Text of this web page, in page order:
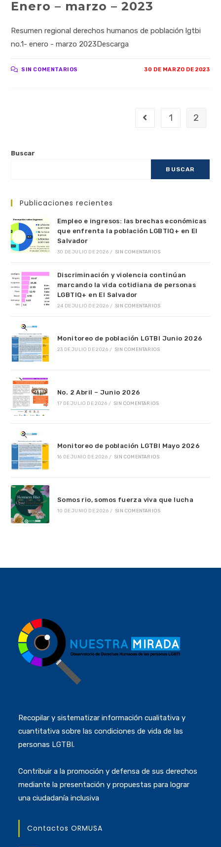
Enero – marzo – 2023
Resumen regional derechos humanos de población lgtbi
no.1- enero - marzo 2023Descarga
SIN COMENTARIOS 30 DE MARZO DE 2023
1 2
Buscar
BUSCAR
Publicaciones recientes
Empleo e ingresos: las brechas económicas
que enfrenta la población LGBTIQ+ en El
Salvador
30 DE JULIO DE 2026 / SIN COMENTARIOS
Discriminación y violencia continúan
marcando la vida cotidiana de personas
LGBTIQ+ en El Salvador
24 DE JULIO DE 2026 / SIN COMENTARIOS
Monitoreo de población LGTBI Junio 2026
23 DE JULIO DE 2026 / SIN COMENTARIOS
No. 2 Abril – Junio 2026
17 DE JULIO DE 2026 / SIN COMENTARIOS
Monitoreo de población LGTBI Mayo 2026
16 DE JUNIO DE 2026 / SIN COMENTARIOS
Somos rio, somos fuerza viva que lucha
10 DE JUNIO DE 2026 / SIN COMENTARIOS
Recopilar y sistematizar información cualitativa y
cuantitativa sobre las condiciones de vida de las
personas LGTBI.
Contribuir a la promoción y defensa de sus derechos
mediante la presentación y propuestas para lograr
una ciudadanía inclusiva
Contactos ORMUSA